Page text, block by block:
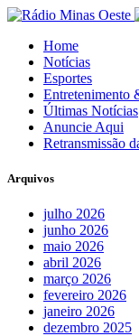
Home
Notícias
Esportes
Entretenimento
Últimas Notícias
Anuncie Aqui
Retransmissão
Arquivos
julho 2026
junho 2026
maio 2026
abril 2026
março 2026
fevereiro 2026
janeiro 2026
dezembro 2025